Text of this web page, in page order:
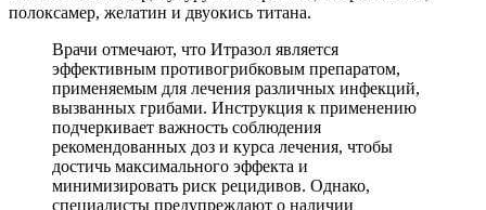
полоксамер, желатин и двуокись титана.
Врачи отмечают, что Итразол является
эффективным противогрибковым препаратом,
применяемым для лечения различных инфекций,
вызванных грибами. Инструкция к применению
подчеркивает важность соблюдения
рекомендованных доз и курса лечения, чтобы
достичь максимального эффекта и
минимизировать риск рецидивов. Однако,
специалисты предупреждают о наличии